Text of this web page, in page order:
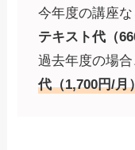
今年度の講座な
テキスト代（
過去年度の場合
代（1,700円/月